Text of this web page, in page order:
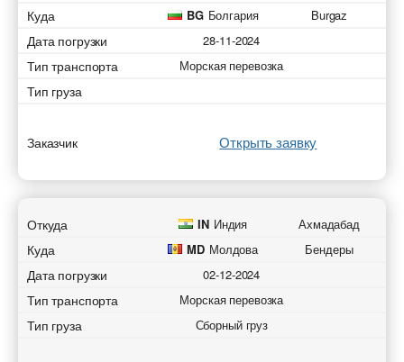
Куда BG Болгария Burgaz
Дата погрузки 28-11-2024
Тип транспорта Морская перевозка
Тип груза
Заказчик Открыть заявку
Откуда IN Индия Ахмадабад
Куда MD Молдова Бендеры
Дата погрузки 02-12-2024
Тип транспорта Морская перевозка
Тип груза Сборный груз